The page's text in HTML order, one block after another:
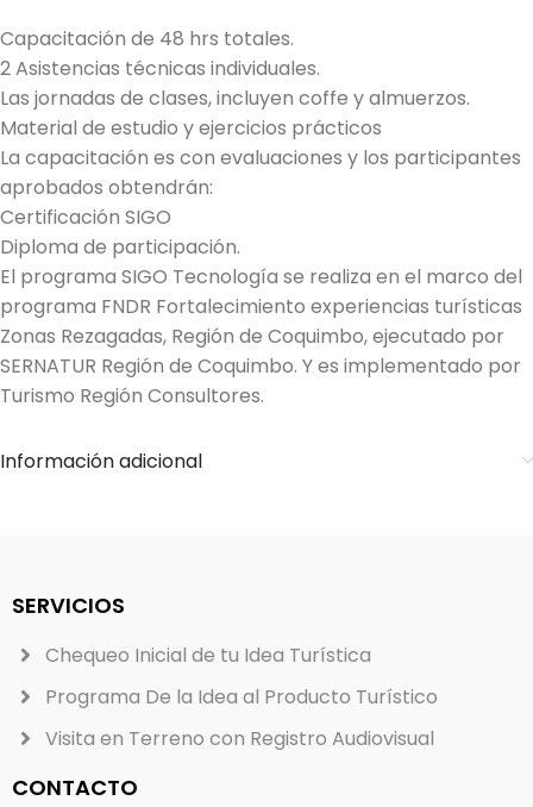
Capacitación de 48 hrs totales.
2 Asistencias técnicas individuales.
Las jornadas de clases, incluyen coffe y almuerzos.
Material de estudio y ejercicios prácticos
La capacitación es con evaluaciones y los participantes
aprobados obtendrán:
Certificación SIGO
Diploma de participación.
El programa SIGO Tecnología se realiza en el marco del
programa FNDR Fortalecimiento experiencias turísticas
Zonas Rezagadas, Región de Coquimbo, ejecutado por
SERNATUR Región de Coquimbo. Y es implementado por
Turismo Región Consultores.
Información adicional
SERVICIOS
Chequeo Inicial de tu Idea Turística
Programa De la Idea al Producto Turístico
Visita en Terreno con Registro Audiovisual
CONTACTO